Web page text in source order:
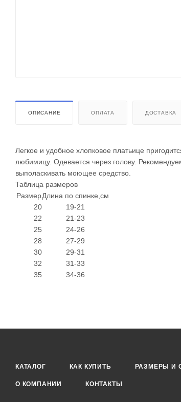
ОПИСАНИЕ ОПЛАТА ДОСТАВКА
Легкое и удобное хлопковое платьице
любимицу. Одевается через голову.
выполаскивать моющее средство.
Таблица размеров
РазмерДлина по спинке,см
20
19-21
22
21-23
25
24-26
28
27-29
30
29-31
32
31-33
35
34-36
КАТАЛОГ КАК КУПИТЬ РАЗМЕРЫ И
О КОМПАНИИ КОНТАКТЫ